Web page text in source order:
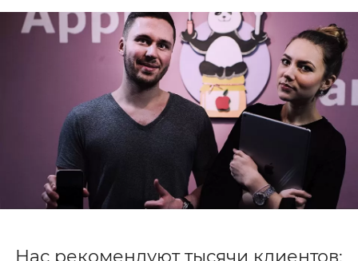
Нас рекомендуют тысячи клиентов: